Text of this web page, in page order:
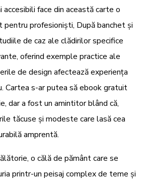
face din această carte o
pentru profesioniști, După banchet și
de caz ale clădirilor specifice
oferind exemple practice ale
de design afectează experiența
Cartea s-ar putea să ebook gratuit
dar a fost un amintitor blând că,
tăcuse și modeste care lasă cea
amprentă.
o călă de pământ care se
printr-un peisaj complex de teme și